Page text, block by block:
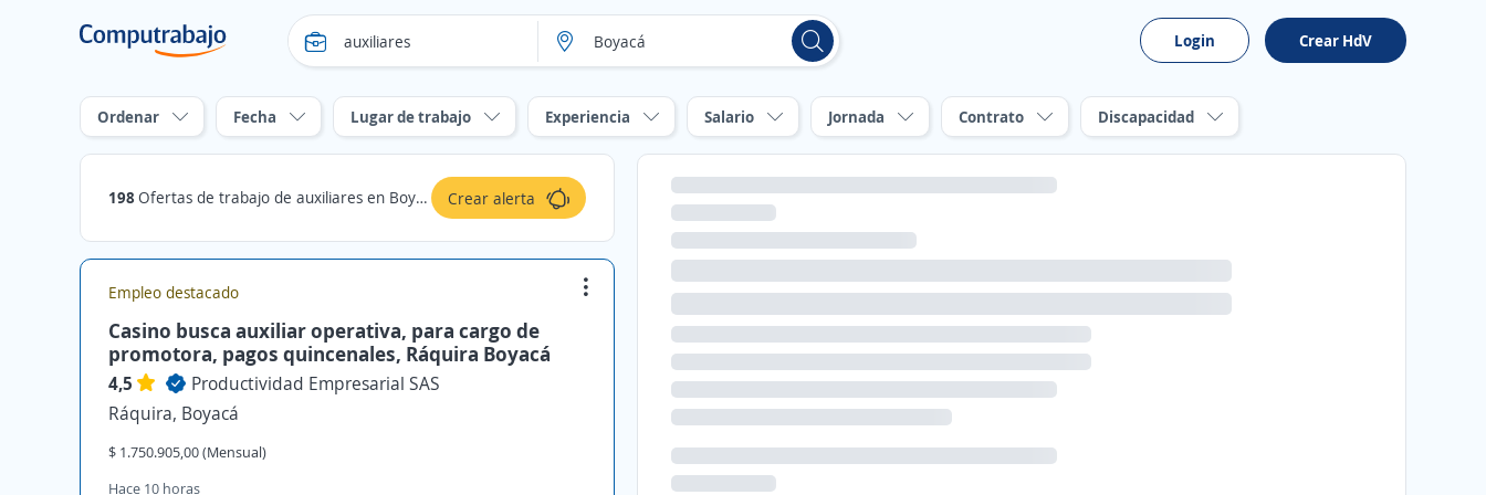
Login Crear HdV
Ordenar Fecha Lugar de trabajo Experiencia Salario Jornada Contrato Discapacidad
198 Ofertas de trabajo de auxiliares en Boyacá Crear alerta
Empleo destacado
Casino busca auxiliar operativa, para cargo de
promotora, pagos quincenales, Ráquira Boyacá
4,5
Productividad Empresarial SAS
Ráquira, Boyacá
$ 1.750.905,00 (Mensual)
Hace 10 horas